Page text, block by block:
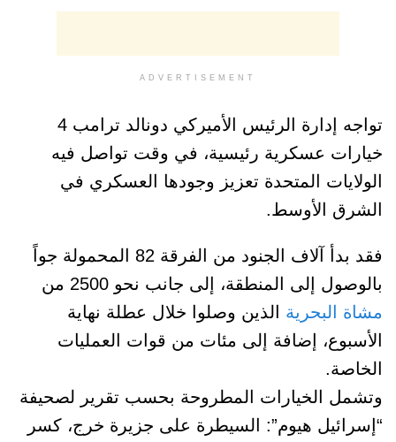
ADVERTISEMENT
تواجه إدارة الرئيس الأميركي دونالد ترامب 4
خيارات عسكرية رئيسية، في وقت تواصل فيه
الولايات المتحدة تعزيز وجودها العسكري في
الشرق الأوسط.
فقد بدأ آلاف الجنود من الفرقة 82 المحمولة جواً
بالوصول إلى المنطقة، إلى جانب نحو 2500 من
مشاة البحرية الذين وصلوا خلال عطلة نهاية
الأسبوع، إضافة إلى مئات من قوات العمليات
الخاصة.
وتشمل الخيارات المطروحة بحسب تقرير لصحيفة
“إسرائيل هيوم”: السيطرة على جزيرة خرج، كسر